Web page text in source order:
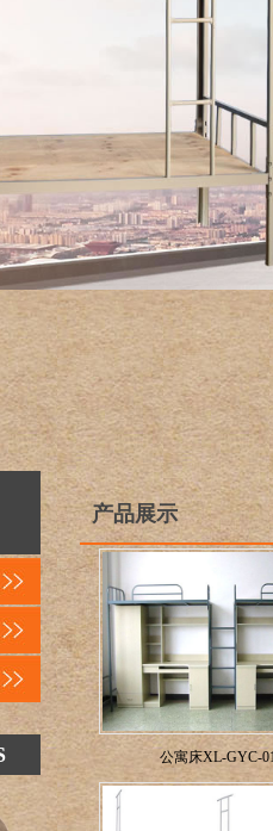
产品展示
公寓床XL-GYC-